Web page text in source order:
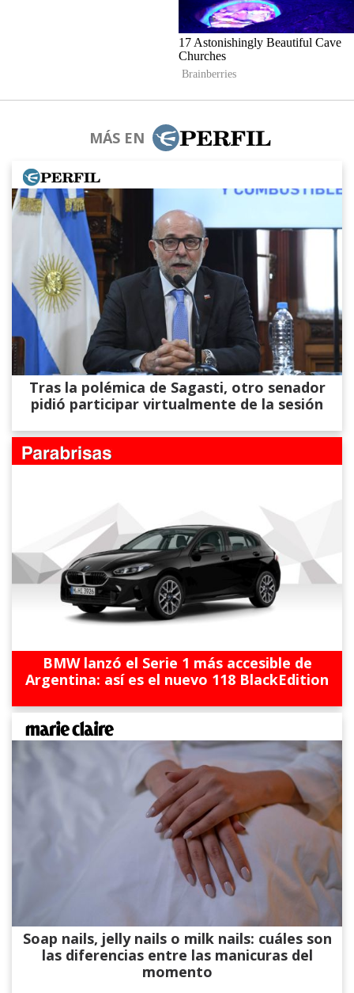
MÁS EN
Tras la polémica de Sagasti, otro senador
pidió participar virtualmente de la sesión
BMW lanzó el Serie 1 más accesible de
Argentina: así es el nuevo 118 BlackEdition
Soap nails, jelly nails o milk nails: cuáles son
las diferencias entre las manicuras del
momento